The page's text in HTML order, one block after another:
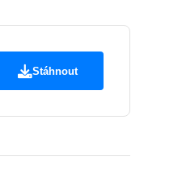
Stáhnout